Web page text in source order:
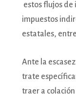
estos flujos de
impuestos
estatales,
Ante la
trate
traer a